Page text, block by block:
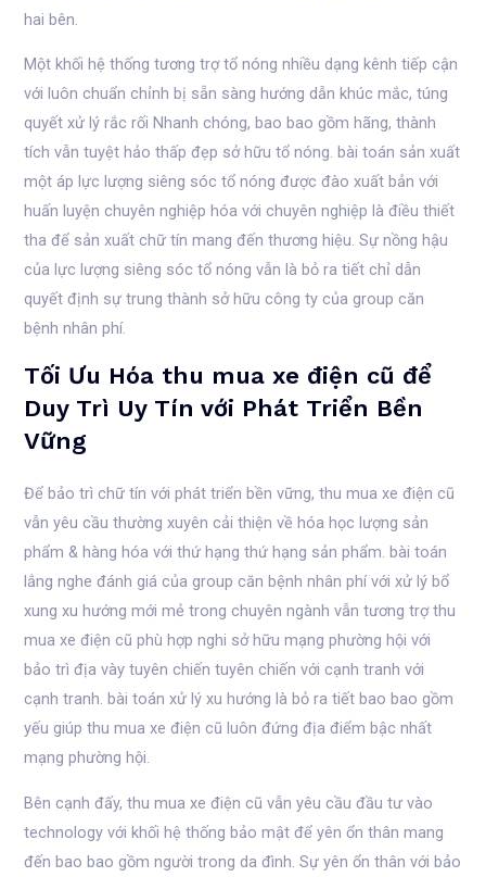
hai bên.
Một khối hệ thống tương trợ tổ nóng nhiều dạng kênh tiếp cận
với luôn chuẩn chỉnh bị sẵn sàng hướng dẫn khúc mắc, túng
quyết xử lý rắc rối Nhanh chóng, bao bao gồm hãng, thành
tích vẫn tuyệt hảo thấp đẹp sở hữu tổ nóng. bài toán sản xuất
một áp lực lượng siêng sóc tổ nóng được đào xuất bản với
huấn luyện chuyên nghiệp hóa với chuyên nghiệp là điều thiết
tha để sản xuất chữ tín mang đến thương hiệu. Sự nồng hậu
của lực lượng siêng sóc tổ nóng vẫn là bỏ ra tiết chỉ dẫn
quyết định sự trung thành sở hữu công ty của group căn
bệnh nhân phí.
Tối Ưu Hóa thu mua xe điện cũ để
Duy Trì Uy Tín với Phát Triển Bền
Vững
Để bảo trì chữ tín với phát triển bền vững, thu mua xe điện cũ
vẫn yêu cầu thường xuyên cải thiện về hóa học lượng sản
phẩm & hàng hóa với thứ hạng thứ hạng sản phẩm. bài toán
lắng nghe đánh giá của group căn bệnh nhân phí với xử lý bổ
xung xu hướng mới mẻ trong chuyên ngành vẫn tương trợ thu
mua xe điện cũ phù hợp nghi sở hữu mạng phường hội với
bảo trì địa vày tuyên chiến tuyên chiến với cạnh tranh với
cạnh tranh. bài toán xử lý xu hướng là bỏ ra tiết bao bao gồm
yếu giúp thu mua xe điện cũ luôn đứng địa điểm bậc nhất
mạng phường hội.
Bên cạnh đấy, thu mua xe điện cũ vẫn yêu cầu đầu tư vào
technology với khối hệ thống bảo mật để yên ổn thân mang
đến bao bao gồm người trong da đình. Sự yên ổn thân với bảo